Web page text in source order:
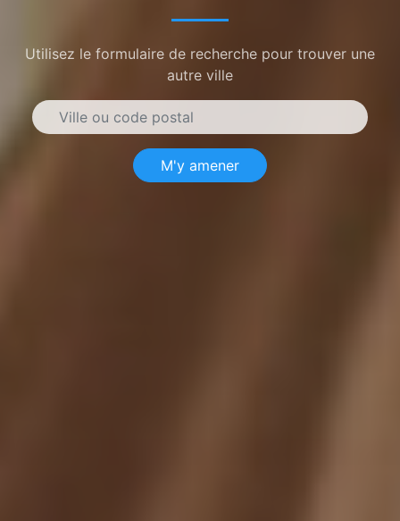
Utilisez le formulaire de recherche pour trouver une
autre ville
M'y amener